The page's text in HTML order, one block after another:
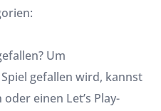
Um
gefallen wird, kannst
einen Let’s Play-